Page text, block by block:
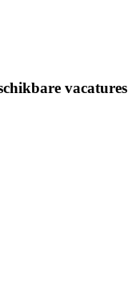
vacatures